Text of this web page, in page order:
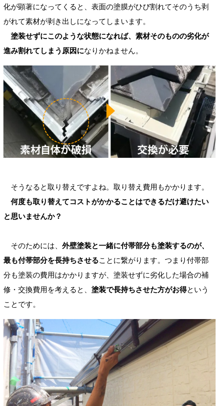
化が顕著になってくると、表面の塗膜がひび割れてそのうち剥
がれて素材が剥き出しになってしまいます。
塗装せずにこのような状態になれば、素材そのものの劣化が
進み割れてしまう原因になりかねません。
そうなると取り替えですよね。取り替え費用もかかります。
何度も取り替えてコストがかかることはできるだけ避けたい
と思いませんか？
そのためには、 外壁塗装と一緒に付帯部分も塗装するのが、
最も付帯部分を長持ちさせることに繋がります。つまり付帯部
分も塗装の費用はかかりますが、塗装せずに劣化した場合の補
修・交換費用を考えると、 塗装で長持ちさせた方がお得という
ことです。